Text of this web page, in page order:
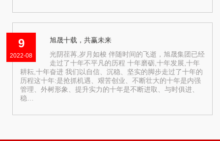
9
2022-08
旭晟十载，共赢未来
光阴荏苒,岁月如梭 伴随时间的飞逝，旭晟集团已经
走过了十年不平凡的历程 十年磨砺,十年发展,十年
耕耘,十年奋进 我们以自信、沉稳、坚实的脚步走过了十年的
历程这十年:是抢抓机遇、艰苦创业、不断壮大的十年是内强
管理、外树形象、提升实力的十年是不断进取、与时俱进、
稳…